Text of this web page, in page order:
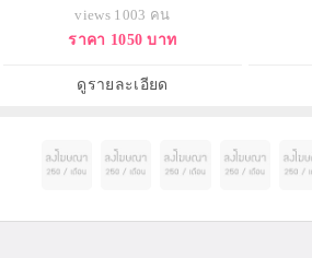
views 1003 คน
ราคา 1050 บาท
ดูรายละเอียด